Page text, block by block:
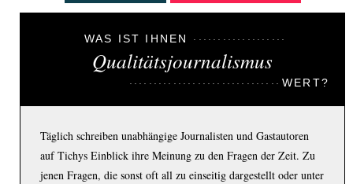
WAS IST IHNEN
Qualitätsjournalismus
WERT?
Täglich schreiben unabhängige Journalisten und Gastautoren
auf Tichys Einblick ihre Meinung zu den Fragen der Zeit. Zu
jenen Fragen, die sonst oft all zu einseitig dargestellt oder unter